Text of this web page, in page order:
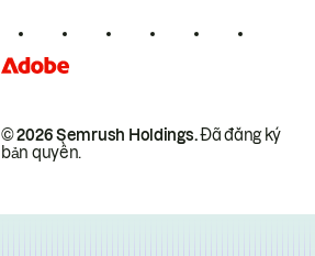
© 2026 Semrush Holdings.Đã đăng ký
bản quyền.